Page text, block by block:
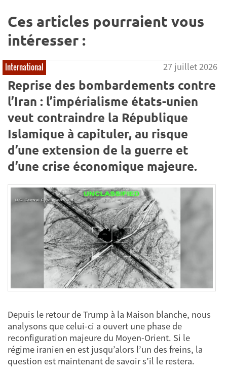
Ces articles pourraient vous
intéresser :
International 27 juillet 2026
Reprise des bombardements contre
l’Iran : l’impérialisme états-unien
veut contraindre la République
Islamique à capituler, au risque
d’une extension de la guerre et
d’une crise économique majeure.
Depuis le retour de Trump à la Maison blanche, nous
analysons que celui-ci a ouvert une phase de
reconfiguration majeure du Moyen-Orient. Si le
régime iranien en est jusqu’alors l’un des freins, la
question est maintenant de savoir s’il le restera.